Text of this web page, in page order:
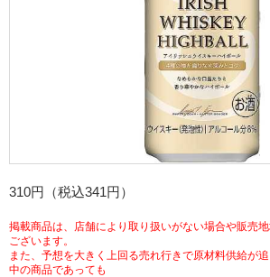
ギフト
プリペイドカード・金券
マルチコピー機でできること
コピー
プリント
宅配便
切手・はがき・印紙
チケットサービス
セブンチケット
セブン‐イレブンでお受取り
企業理念
会社概要
サステナビリティトップ
セブン＆アイ・ホールディングスの重点課題
サステナビリティ活動基本方針
加盟店オーナー募集 物
アルバイト情報
310円（税込341円）
掲載商品は、店舗により取り扱いがない場合や販売
ございます。
また、予想を大きく上回る売れ行きで原材料供給が
中の商品であっても